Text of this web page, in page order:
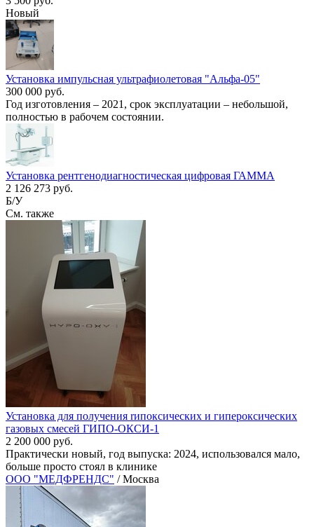
Новый
Установка импульсная ультрафиолетовая "Альфа-05"
300 000 руб.
Год изготовления – 2021, срок эксплуатации – небольшой,
полностью в рабочем состоянии.
Установка рентгенодиагностическая цифровая ГАММА
2 126 273 руб.
Б/У
См. также
Установка для получения rипоксических и гипероксических
газовых смесей ГИПО-ОКСИ-1
2 200 000 руб.
Практически новый, год выпуска: 2024, использовался мало,
больше просто стоял в клинике
ООО "МЕДФРЕНДС" / Москва